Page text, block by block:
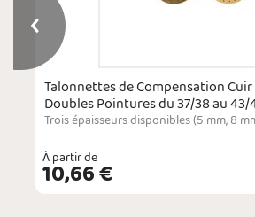
Talonnettes de Compensation
Doubles Pointures du 37/38 au 43/
À partir de
10,66 €